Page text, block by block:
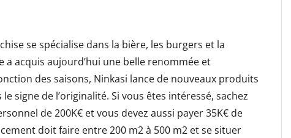
se spécialise dans la bière, les burgers et la
a acquis aujourd’hui une belle renommée et
des saisons, Ninkasi lance de nouveaux produits
signe de l’originalité. Si vous êtes intéressé, sachez
de 200K€ et vous devez aussi payer 35K€ de
doit faire entre 200 m2 à 500 m2 et se situer